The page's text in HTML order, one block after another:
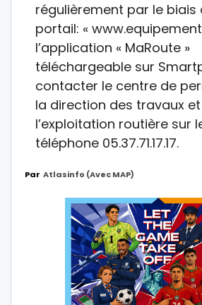
régulièrement par le biais
portail: «
l’application « MaRoute »
téléchargeable sur
contacter le centre de
la direction des travaux
l’exploitation routière sur
téléphone 05.37.71.17.17.
Par Atlasinfo (avec MAP)